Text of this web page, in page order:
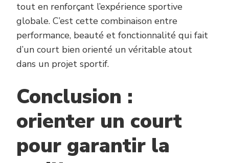
tout en renforçant l’expérience sportive
globale. C’est cette combinaison entre
performance, beauté et fonctionnalité qui fait
d’un court bien orienté un véritable atout
dans un projet sportif.
Conclusion :
orienter un court
pour garantir la